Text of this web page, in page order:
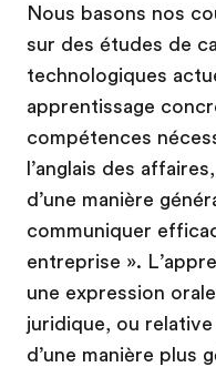
Nous basons nos
sur des études de
technologiques
apprentissage
compétences
l’anglais des
d’une manière
communiquer
entreprise ».
une expression
juridique, ou
d’une manière plus